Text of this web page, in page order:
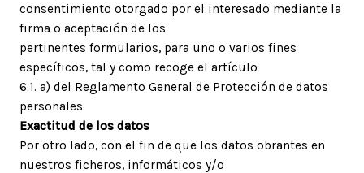
consentimiento otorgado por el interesado mediante la
firma o aceptación de los
pertinentes formularios, para uno o varios fines
específicos, tal y como recoge el artículo
6.1. a) del Reglamento General de Protección de datos
personales.
Exactitud de los datos
Por otro lado, con el fin de que los datos obrantes en
nuestros ficheros, informáticos y/o